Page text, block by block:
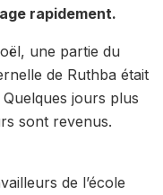
rapidement.
une partie du
de Ruthba était
jours plus
sont revenus.
de l’école